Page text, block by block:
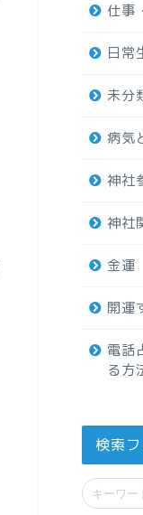
仕事
日常
未分
病気
神社
神社
金運
開運
電話
る方
検索